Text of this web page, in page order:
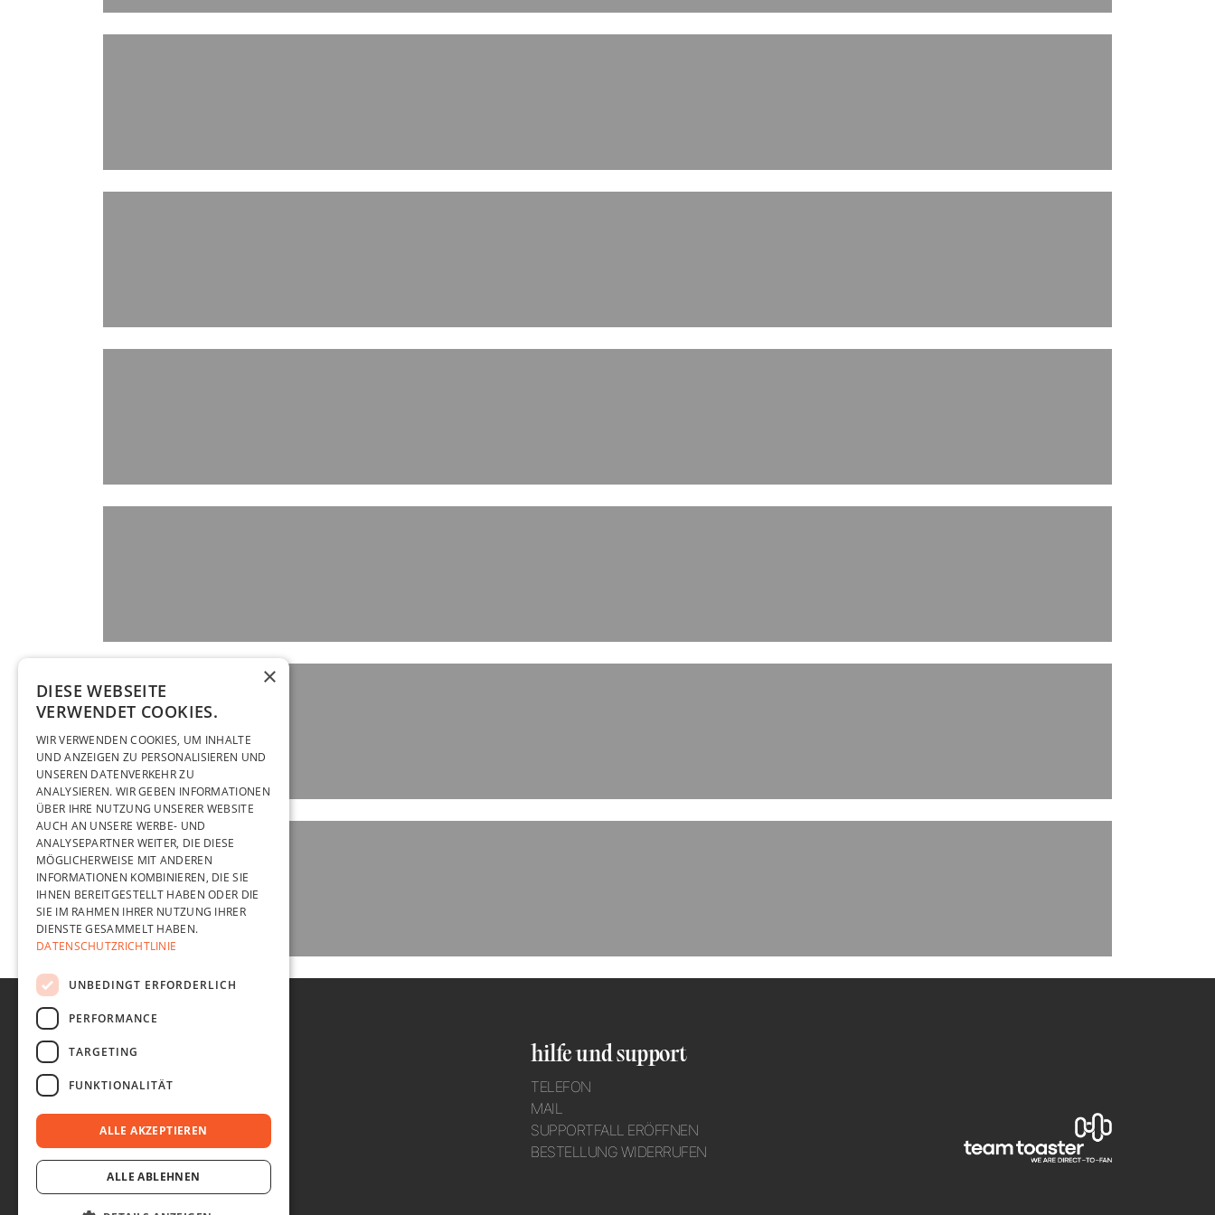
recht und ordnung
AGB
IMPRESSUM
DATENSCHUTZ
hilfe und support
TELEFON
MAIL
SUPPORTFALL ERÖFFNEN
BESTELLUNG WIDERRUFEN
×
DIESE WEBSEITE
VERWENDET COOKIES.
WIR VERWENDEN COOKIES, UM INHALTE
UND ANZEIGEN ZU PERSONALISIEREN UND
UNSEREN DATENVERKEHR ZU
ANALYSIEREN. WIR GEBEN INFORMATIONEN
ÜBER IHRE NUTZUNG UNSERER WEBSITE
AUCH AN UNSERE WERBE- UND
ANALYSEPARTNER WEITER, DIE DIESE
MÖGLICHERWEISE MIT ANDEREN
INFORMATIONEN KOMBINIEREN, DIE SIE
IHNEN BEREITGESTELLT HABEN ODER DIE
SIE IM RAHMEN IHRER NUTZUNG IHRER
DIENSTE GESAMMELT HABEN.
DATENSCHUTZRICHTLINIE
UNBEDINGT ERFORDERLICH
PERFORMANCE
TARGETING
FUNKTIONALITÄT
ALLE AKZEPTIEREN
ALLE ABLEHNEN